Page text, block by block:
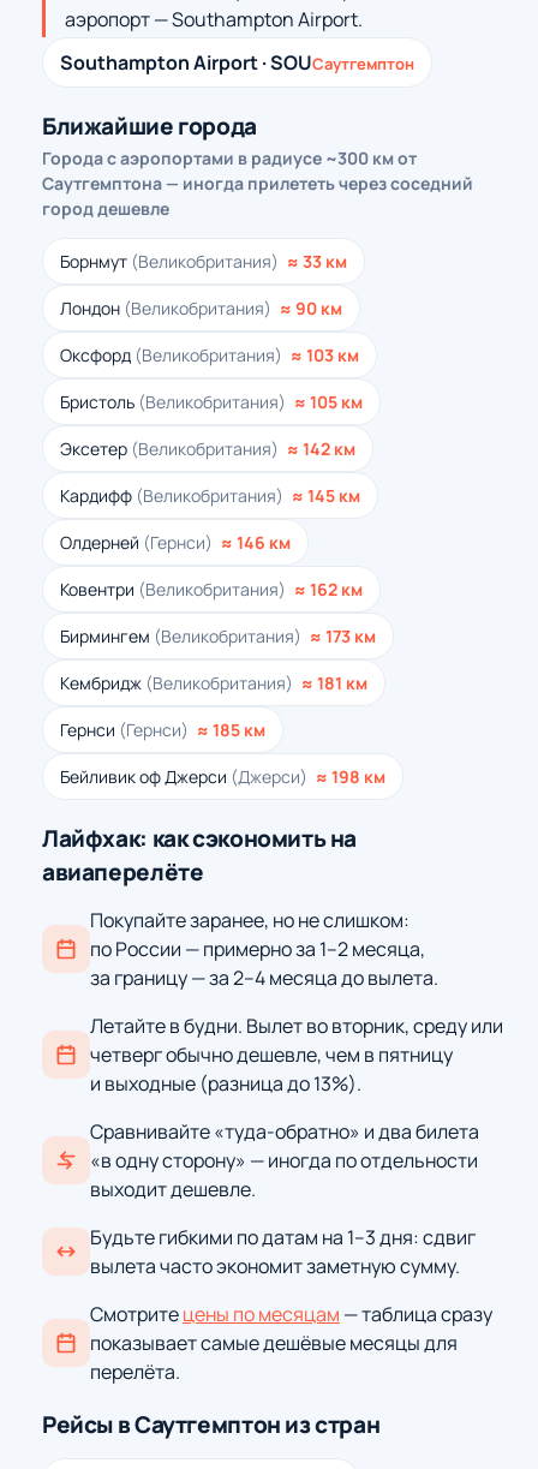
аэропорт — Southampton Airport.
Southampton Airport · SOUСаутгемптон
Ближайшие города
Города с аэропортами в радиусе ~300 км от
Саутгемптона — иногда прилететь через соседний
город дешевле
Борнмут (Великобритания) ≈ 33 км
Лондон (Великобритания) ≈ 90 км
Оксфорд (Великобритания) ≈ 103 км
Бристоль (Великобритания) ≈ 105 км
Эксетер (Великобритания) ≈ 142 км
Кардифф (Великобритания) ≈ 145 км
Олдерней (Гернси) ≈ 146 км
Ковентри (Великобритания) ≈ 162 км
Бирмингем (Великобритания) ≈ 173 км
Кембридж (Великобритания) ≈ 181 км
Гернси (Гернси) ≈ 185 км
Бейливик оф Джерси (Джерси) ≈ 198 км
Лайфхак: как сэкономить на
авиаперелёте
Покупайте заранее, но не слишком:
по России — примерно за 1–2 месяца,
за границу — за 2–4 месяца до вылета.
Летайте в будни. Вылет во вторник, среду или
четверг обычно дешевле, чем в пятницу
и выходные (разница до 13%).
Сравнивайте «туда-обратно» и два билета
«в одну сторону» — иногда по отдельности
выходит дешевле.
Будьте гибкими по датам на 1–3 дня: сдвиг
вылета часто экономит заметную сумму.
Смотритецены по месяцам — таблица сразу
показывает самые дешёвые месяцы для
перелёта.
Рейсы в Саутгемптон из стран